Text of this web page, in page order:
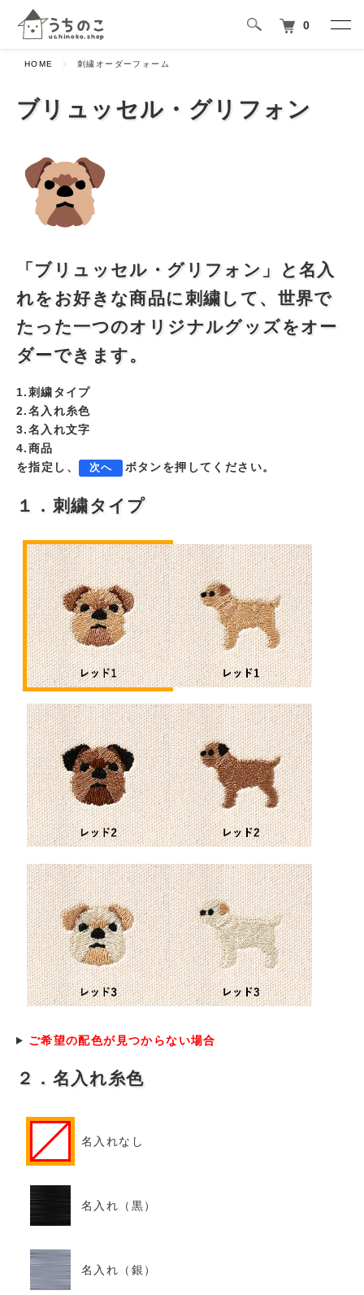
0
HOME 刺繍オーダーフォーム
ブリュッセル・グリフォン
「ブリュッセル・グリフォン」と名入
れをお好きな商品に刺繍して、世界で
たった一つのオリジナルグッズをオー
ダーできます。
1.刺繍タイプ
2.名入れ糸色
3.名入れ文字
4.商品
を指定し、
次へ ボタンを押してください。
１．刺繍タイプ
ご希望の配色が見つからない場合
２．名入れ糸色
名入れなし
名入れ（黒）
名入れ（銀）